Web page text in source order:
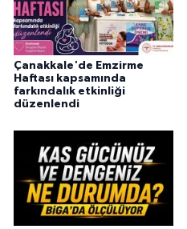
Çanakkale'de Emzirme
Haftası kapsamında
farkındalık etkinliği
düzenlendi